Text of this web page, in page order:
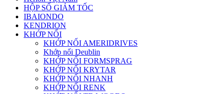
HỘP SỐ GIẢM TỐC
IBAIONDO
KENDRION
KHỚP NỐI
KHỚP NỐI AMERIDRIVES
Khớp nối Deublin
KHỚP NỐI FORMSPRAG
KHỚP NỐI KRYTAR
KHỚP NỐI NHANH
KHỚP NỐI RENK